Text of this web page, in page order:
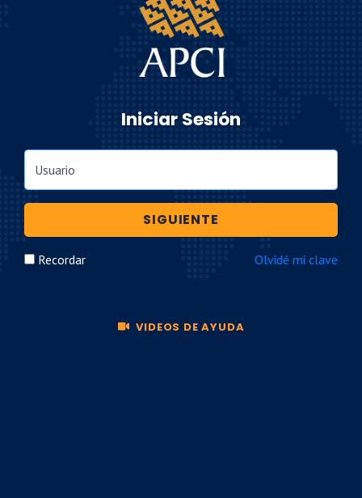
Iniciar Sesión
Usuario
SIGUIENTE
Recordar Olvidé mi clave
VIDEOS DE AYUDA